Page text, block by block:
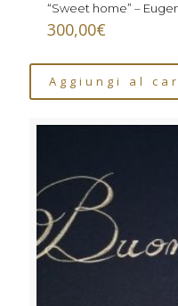
“Sweet home” –
300,00€
Aggiungi al